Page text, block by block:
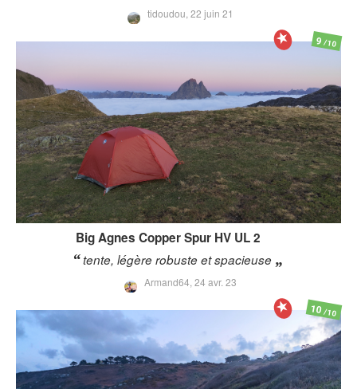
tidoudou, 22 juin 21
Big Agnes Copper Spur HV UL 2
tente, légère robuste et spacieuse
Armand64, 24 avr. 23
9/10
10/10